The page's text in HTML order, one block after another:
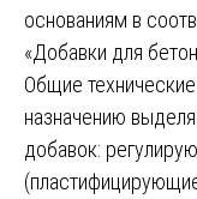
основаниям в
«Добавки для
Общие
назначению
добавок: